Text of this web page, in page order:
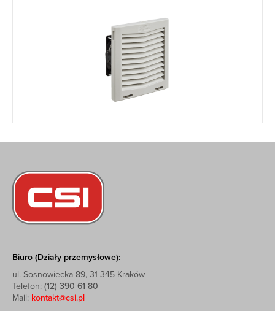
Biuro (Działy przemysłowe):
ul. Sosnowiecka 89, 31-345 Kraków
Telefon: (12) 390 61 80
Mail: kontakt@csi.pl